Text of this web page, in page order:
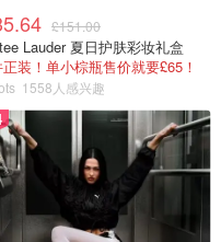
£151.00
Lauder 夏日护肤彩妆礼盒
装！单小棕瓶售价就要£65！
1558人感兴趣